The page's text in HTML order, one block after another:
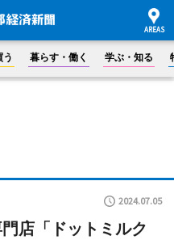
う 暮らす・働く 学ぶ・知る
2024.07.05
店「ドットミルク